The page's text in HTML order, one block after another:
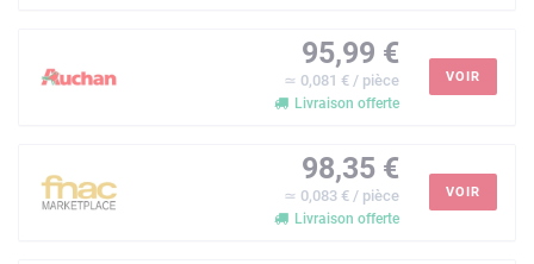
95,99 €
≃ 0,081 € / pièce
Livraison offerte
VOIR
98,35 €
≃ 0,083 € / pièce
Livraison offerte
VOIR